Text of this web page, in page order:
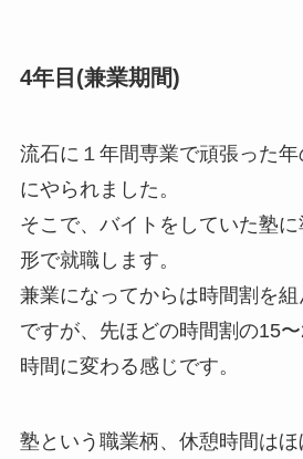
4年⽬(兼業期間)
流⽯に１年間専業で頑張った
にやられました。
そこで、バイトをしていた塾
形で就職します。
兼業になってからは時間割を
ですが、先ほどの時間割の15
時間に変わる感じです。
塾という職業柄、休憩時間はほ